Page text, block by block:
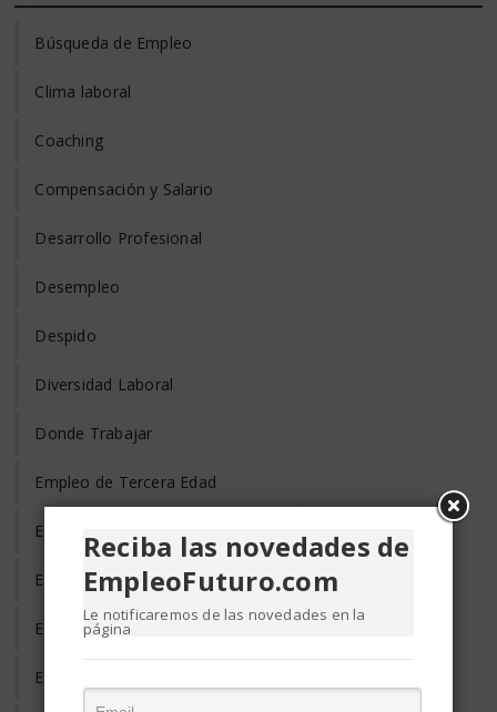
Búsqueda de Empleo
Clima laboral
Coaching
Compensación y Salario
Desarrollo Profesional
Desempleo
Despido
Diversidad Laboral
Donde Trabajar
Empleo de Tercera Edad
Empleo Discapacitados
Empleo en el Mundo
Empleo Freelance
Empleo Informal
Reciba las novedades de
EmpleoFuturo.com
Le notificaremos de las novedades en la
página